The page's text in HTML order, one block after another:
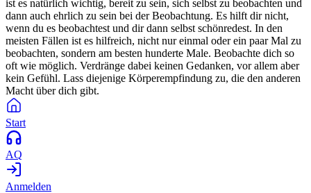
ist es natürlich wichtig, bereit zu sein, sich selbst zu beobachten und
dann auch ehrlich zu sein bei der Beobachtung. Es hilft dir nicht,
wenn du es beobachtest und dir dann selbst schönredest. In den
meisten Fällen ist es hilfreich, nicht nur einmal oder ein paar Mal zu
beobachten, sondern am besten hunderte Male. Beobachte dich so
oft wie möglich. Verdränge dabei keinen Gedanken, vor allem aber
kein Gefühl. Lass diejenige Körperempfindung zu, die den anderen
Macht über dich gibt.
Start
AQ
Anmelden